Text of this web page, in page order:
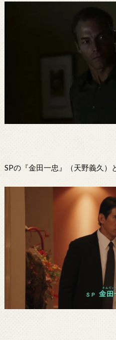
SPの『金田一忠』（天野義久）